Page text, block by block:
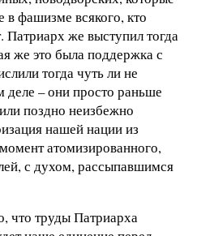
в фашизме всякого, кто
Патриарх же выступил тогда
же это была поддержка с
тогда чуть ли не
– они просто раньше
поздно неизбежно
нашей нации из
атомизированного,
с духом, рассыпавшимся
что труды Патриарха